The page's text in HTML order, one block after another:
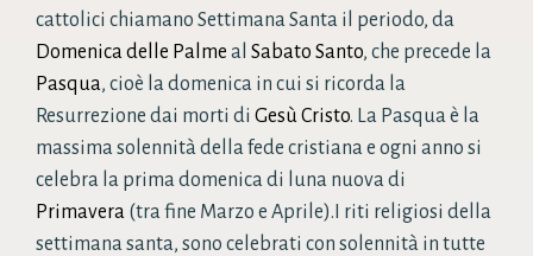
cattolici chiamano Settimana Santa il periodo, da
Domenica delle Palme al Sabato Santo, che precede la
Pasqua, cioè la domenica in cui si ricorda la
Resurrezione dai morti di Gesù Cristo. La Pasqua è la
massima solennità della fede cristiana e ogni anno si
celebra la prima domenica di luna nuova di
Primavera (tra fine Marzo e Aprile).I riti religiosi della
settimana santa, sono celebrati con solennità in tutte